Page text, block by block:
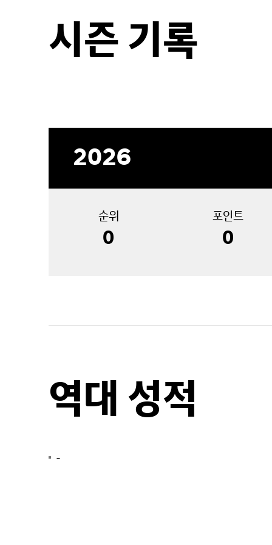
시즌 기록
2026
순위
0
포인트
0
역대 성적
-